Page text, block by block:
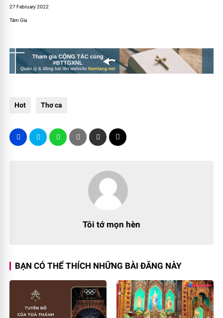
27 February 2022
Tâm Gia
Hot Thơ ca
Tôi tớ mọn hèn
BẠN CÓ THỂ THÍCH NHỮNG BÀI ĐĂNG NÀY